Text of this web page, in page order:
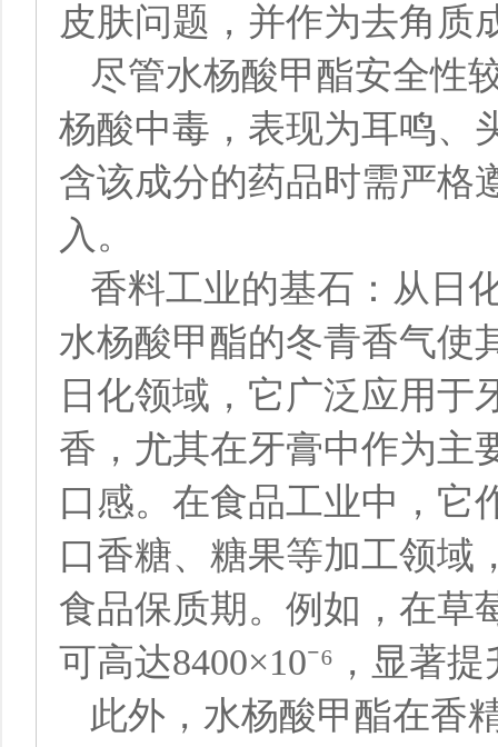
皮肤问题，并作为去角质
尽管水杨酸甲酯安全性
杨酸中毒，表现为耳鸣、
含该成分的药品时需严格
入。
香料工业的基石：从日
水杨酸甲酯的冬青香气使
日化领域，它广泛应用于
香，尤其在牙膏中作为主
口感。在食品工业中，它
口香糖、糖果等加工领域
食品保质期。例如，在草
可高达8400×10⁻⁶，显著
此外，水杨酸甲酯在香